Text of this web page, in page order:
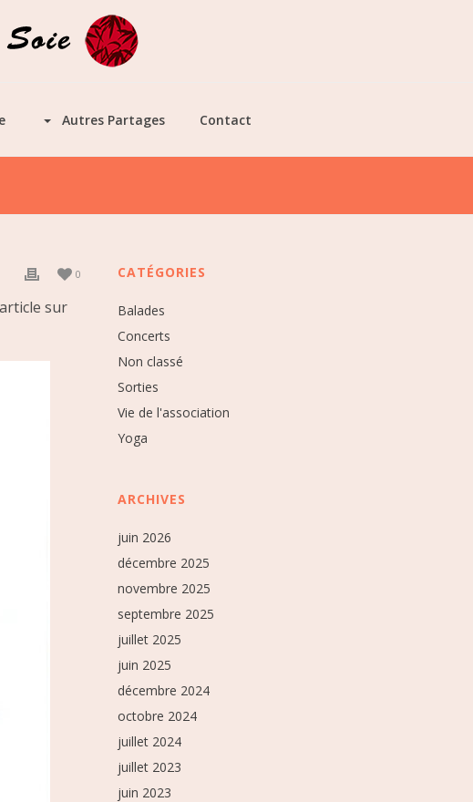
Autres Partages Contact
0
sur
CATÉGORIES
Balades
Concerts
Non classé
Sorties
Vie de l'association
Yoga
ARCHIVES
juin 2026
décembre 2025
novembre 2025
septembre 2025
juillet 2025
juin 2025
décembre 2024
octobre 2024
juillet 2024
juillet 2023
juin 2023